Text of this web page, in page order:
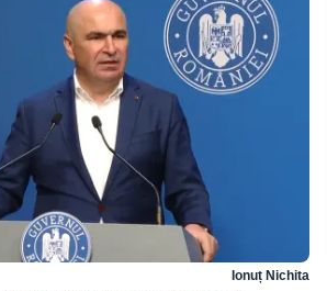
Ionuț Nichita